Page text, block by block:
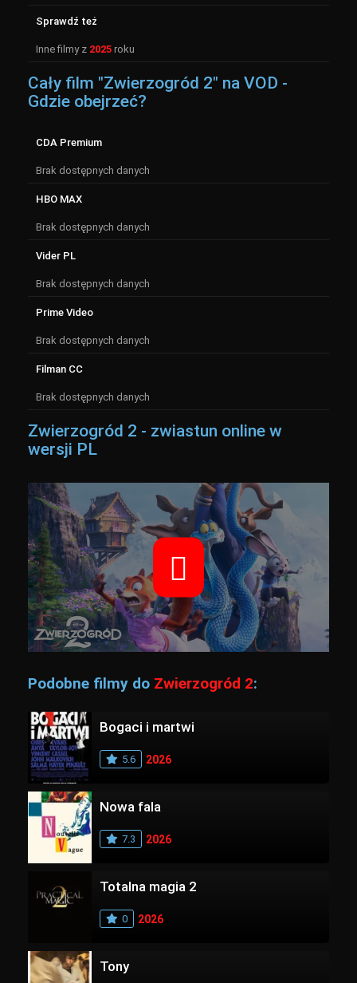
Sprawdź też
Inne filmy z 2025 roku
Cały film "Zwierzogród 2" na VOD -
Gdzie obejrzeć?
CDA Premium
Brak dostępnych danych
HBO MAX
Brak dostępnych danych
Vider PL
Brak dostępnych danych
Prime Video
Brak dostępnych danych
Filman CC
Brak dostępnych danych
Zwierzogród 2 - zwiastun online w
wersji PL
Podobne filmy do Zwierzogród 2:
Bogaci i martwi
5.6 2026
Nowa fala
7.3 2026
Totalna magia 2
0 2026
Tony